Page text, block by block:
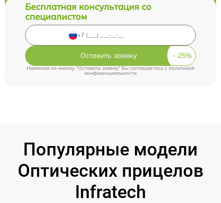
Бесплатная консультация со
специалистом
Оставить заявку
Нажимая на кнопку "Оставить заявку" Вы соглашаетесь cполитикой
конфиденциальности
Популярные модели
Оптических прицелов
Infratech